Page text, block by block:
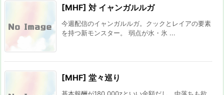
[MHF] 対 イャンガルルガ
今週配信のイャンガルルガ。クックとレイアの要素
を持つ新モンスター。 弱点が水・氷 ...
[MHF] 堂々巡り
基本報酬が180,000zといい金額だし、中落ちも欲